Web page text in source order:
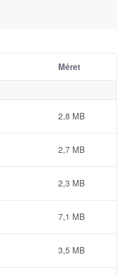
Méret
2,8 MB
2,7 MB
2,3 MB
7,1 MB
3,5 MB